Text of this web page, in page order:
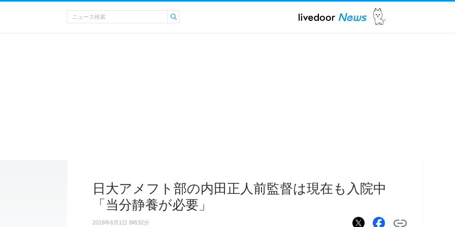
日大アメフト部の内田正人前監督は現在も入院中
「当分静養が必要」
2018年6月1日 8時32分